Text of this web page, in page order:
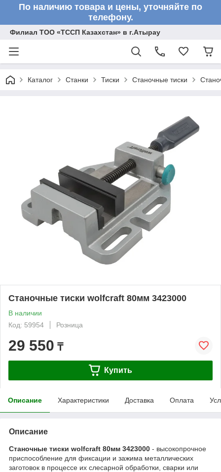
По наличию товара и цены, уточняйте по
телефону.
Филиал ТОО «ТССП Казахстан» в г.Атырау
Каталог Станки Тиски Станочные тиски
Станочные тиски wolfcraft 80мм 3423000
В наличии
Код: 59954
Розница
29 550 ₸
Купить
Описание Характеристики Доставка Оплата
Описание
Станочные тиски wolfcraft 80мм 3423000 - высокопрочное
приспособление для фиксации и зажима металлических
заготовок в процессе их слесарной обработки, сварки или